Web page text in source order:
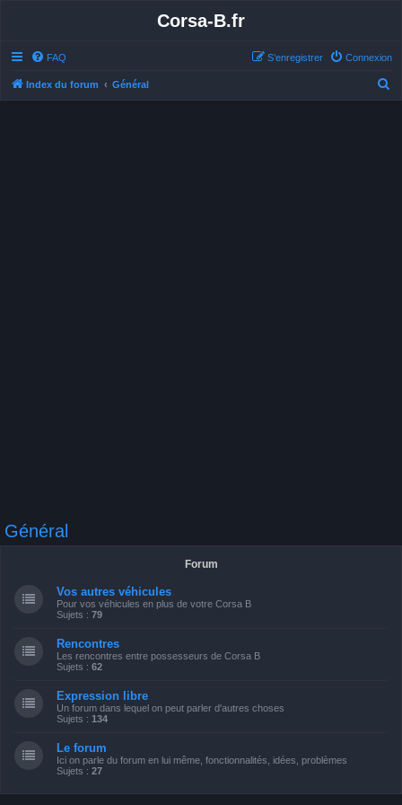
Corsa-B.fr
FAQ Connexion
S’enregistrer
Index du forum Général
Général
Forum
Vos autres véhicules
Pour vos véhicules en plus de votre Corsa B
Sujets : 79
Rencontres
Les rencontres entre possesseurs de Corsa B
Sujets : 62
Expression libre
Un forum dans lequel on peut parler d'autres choses
Sujets : 134
Le forum
Ici on parle du forum en lui même, fonctionnalités, idées, problèmes
Sujets : 27